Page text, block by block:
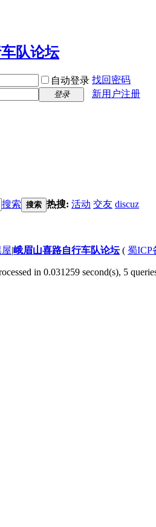
自动登录 找回密码
登录
新用户注册
搜索 搜索 热搜: 活动 交友 discuz
|峨眉山喜路自行车队论坛( 蜀ICP
in 0.031259 second(s), 5